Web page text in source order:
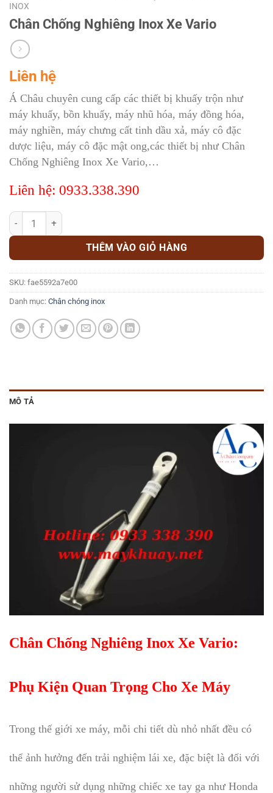
INOX
Chân Chống Nghiêng Inox Xe Vario
Liên hệ
Á Châu chuyên cung cấp các thiết bị khuấy trộn như
máy khuấy, bồn khuấy, máy nhũ hóa, máy đồng hóa,
máy nghiền, máy chưng cất tinh dầu xả, máy cô đặc
dược liệu, máy cô đặc mật ong,các thiết bị như Chân
Chống Nghiêng Inox Xe Vario,…
Liên hệ: 0933.338.390
Chân Chống Nghiêng Inox Xe Vario số lượng
THÊM VÀO GIỎ HÀNG
SKU: fae5592a7e00
Danh mục: Chân chóng inox
MÔ TẢ
Chân Chống Nghiêng Inox Xe Vario:
Phụ Kiện Quan Trọng Cho Xe Máy
Trong thế giới xe máy, mỗi chi tiết dù nhỏ nhất đều có
thể ảnh hưởng đến trải nghiệm lái xe, đặc biệt là đối với
những người sử dụng những chiếc xe tay ga như Honda